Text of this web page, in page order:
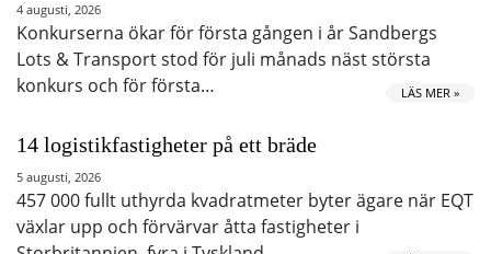
4 augusti, 2026
Konkurserna ökar för första gången i år Sandbergs
Lots & Transport stod för juli månads näst största
konkurs och för första…
LÄS MER »
14 logistikfastigheter på ett bräde
5 augusti, 2026
457 000 fullt uthyrda kvadratmeter byter ägare när EQT
växlar upp och förvärvar åtta fastigheter i